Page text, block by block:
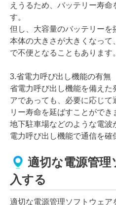
えうるため、バッテリー寿命
す。
但し、大容量のバッテリー
本体の大きさが大きくなっ
で不便となることもあります。
3.省電力呼び出し機能の有無
省電力呼び出し機能を備えた
アであっても、必要に応じ
リー寿命を延ばすことができ
地下駐車場などのような電
電力呼び出し機能で通信を確
適切な電源管
入する
適切な電源管理ソフトウェア